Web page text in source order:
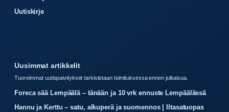
Uutiskirje
Uusimmat artikkelit
Tuoreimmat uutispaivitykset tarkistetaan toimituksessa ennen julkaisua.
Foreca sää Lempäälä – tänään ja 10 vrk ennuste Lempäälässä
Hannu ja Kerttu – satu, alkuperä ja suomennos | Iltasatuopas